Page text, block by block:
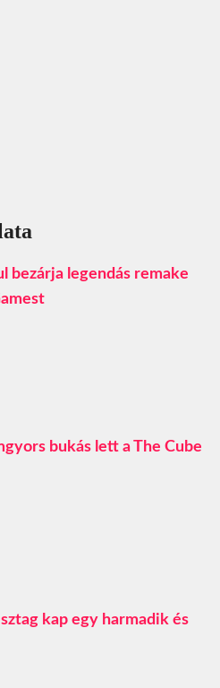
bezárja legendás remake
bukás lett a The Cube
kap egy harmadik és